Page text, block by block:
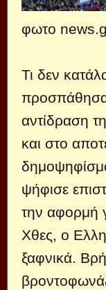
φωτο
Τι δεν
αντίδραση
και στο
ψήφισε
την αφορμή
Χθες, ο
ξαφνικά.